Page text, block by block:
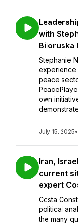
with
Biloruska
Stephanie
experience
peace
own
July 15, 2025•
Iran,
current
expert
Costa
political
the many